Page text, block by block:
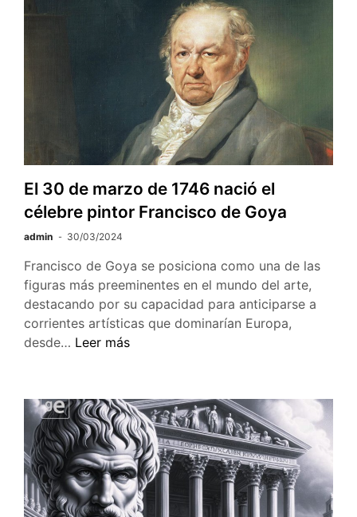
Gagarin,
primer
hombre
el
espacio
El 30 de marzo de 1746 nació el
célebre pintor Francisco de Goya
admin 30/03/2024
Francisco de Goya se posiciona como una de las
figuras más preeminentes en el mundo del arte,
destacando por su capacidad para anticiparse a
corrientes artísticas que dominarían Europa,
desde… El
marzo
de
1746
nació
el
célebre
Leer más